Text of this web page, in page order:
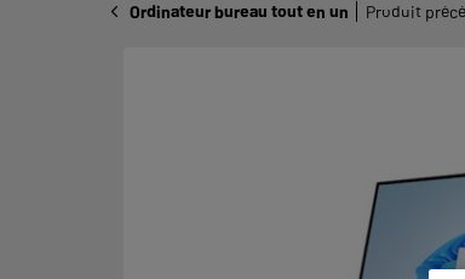
Ordinateur bureau tout en un Produit